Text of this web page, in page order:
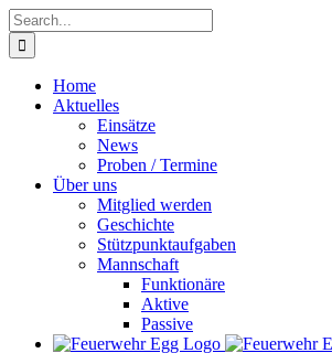
Skip
to
content
Search
for:
Home
Aktuelles
Einsätze
News
Proben / Termine
Über uns
Mitglied werden
Geschichte
Stützpunktaufgaben
Mannschaft
Funktionäre
Aktive
Passive